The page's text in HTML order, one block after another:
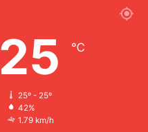
a
r
o
25 ℃
25º - 25º
42%
1.79 km/h